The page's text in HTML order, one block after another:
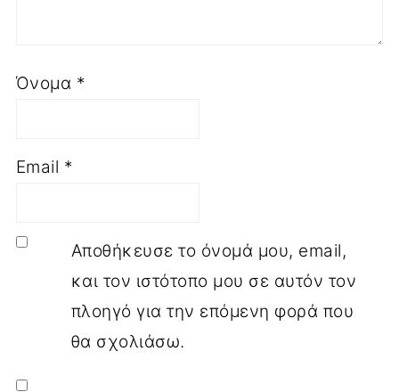
Όνομα *
Email *
Αποθήκευσε το όνομά μου, email,
και τον ιστότοπο μου σε αυτόν τον
πλοηγό για την επόμενη φορά που
θα σχολιάσω.